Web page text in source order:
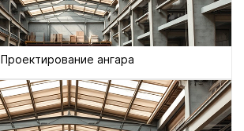
Проектирование ангара